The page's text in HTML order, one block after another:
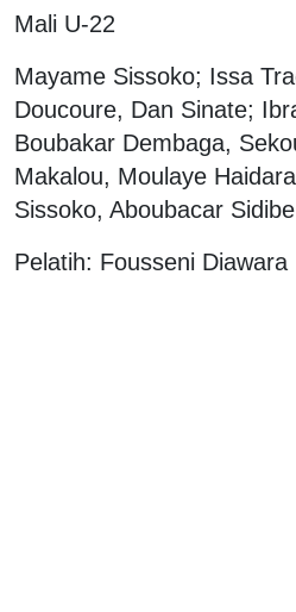
Mali U-22
Mayame Sissoko; Issa
Doucoure, Dan Sinate;
Boubakar Dembaga,
Makalou, Moulaye
Sissoko, Aboubacar Sidibe
Pelatih: Fousseni Diawara